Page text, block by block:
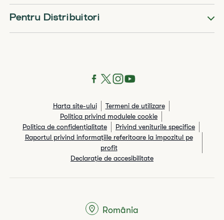
Pentru Distribuitori
Harta site-ului
Termeni de utilizare
Politica privind modulele cookie
Politica de confidențialitate
Privind veniturile specifice
Raportul privind informaţiile referitoare la impozitul pe
profit
Declarație de accesibilitate
România